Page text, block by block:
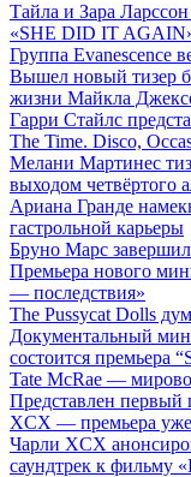
Тайла и Зара
«SHE DID IT
Группа Evanescence
Вышел новый тизер
жизни Майкла
Гарри Стайлс
The Time. Disco,
Мелани Мартинес
выходом четвёртого
Ариана Гранде
гастрольной карьеры
Бруно Марс
Премьера нового
— последствия»
The Pussycat Dolls
Документальный
состоится премьера
Tate McRae —
Представлен первый
XCX — премьера уже
Чарли XCX
саундтрек к фильму